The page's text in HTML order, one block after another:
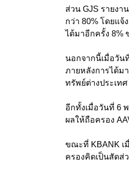
ส่วน GJS รายงา
กว่า 80% โดยแจ้
ได้มาอีกครั้ง 8%
นอกจากนี้เมื่อวัน
ภายหลังการได้ม
ทรัพย์ต่างประเทศ
อีกทั้งเมื่อวันที่ 6
ผลให้ถือครอง
ขณะที่ KBANK เ
ครองคิดเป็นสัดส่ว